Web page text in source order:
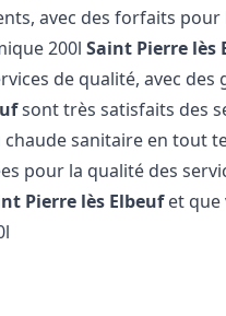
avec des forfaits
200lSaint Pierre lès
de qualité, avec des
sont très satisfaits des
sanitaire en tout
pour la qualité des
Pierre lès Elbeufet que